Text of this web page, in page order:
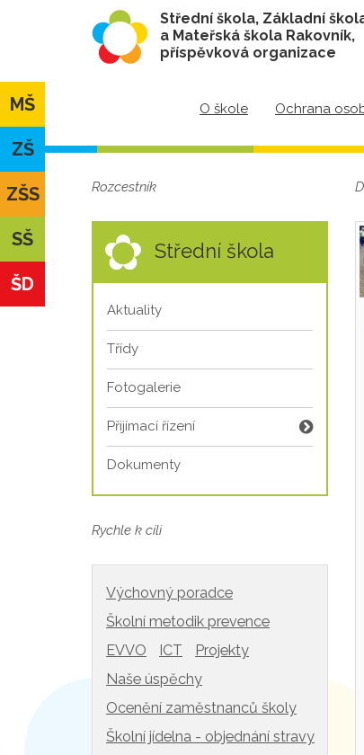
Střední škola, Základní
a Mateřská škola Rakovník,
příspěvková organizace
O škole Ochrana
MŠ
ZŠ
ZŠS
SŠ
ŠD
Rozcestník
Střední škola
Aktuality
Třídy
Fotogalerie
Přijímací řízení
Dokumenty
Rychle k cíli
Výchovný poradce
Školní metodik prevence
EVVO
ICT
Projekty
Naše úspěchy
Ocenění zaměstnanců školy
Školní jídelna - objednání stravy